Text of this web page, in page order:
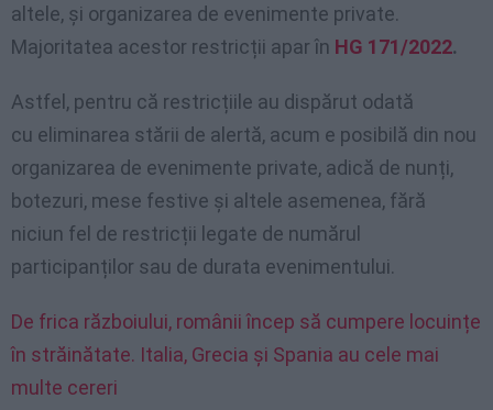
altele, și organizarea de evenimente private.
Majoritatea acestor restricții apar în HG 171/2022.
Astfel, pentru că restricțiile au dispărut odată
cu eliminarea stării de alertă, acum e posibilă din nou
organizarea de evenimente private, adică de nunți,
botezuri, mese festive și altele asemenea, fără
niciun fel de restricții legate de numărul
participanților sau de durata evenimentului.
De frica războiului, românii încep să cumpere locuințe
în străinătate. Italia, Grecia și Spania au cele mai
multe cereri